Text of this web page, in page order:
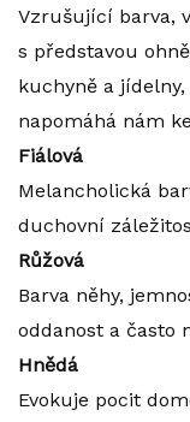
Vzrušující barva,
s představou
kuchyně a
napomáhá nám
Fiálová
Melancholická
duchovní
Růžová
Barva něhy,
oddanost a často
Hnědá
Evokuje pocit